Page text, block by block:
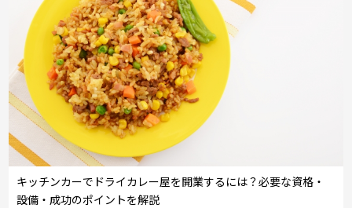
キッチンカーでドライカレー屋を開業するには？必要な資格・
設備・成功のポイントを解説